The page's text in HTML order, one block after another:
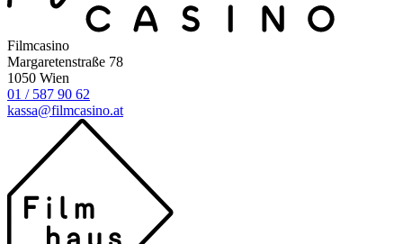
Filmcasino
Margaretenstraße 78
1050 Wien
01 / 587 90 62
kassa@filmcasino.at